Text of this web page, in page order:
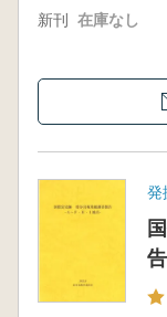
新刊 在庫なし
発